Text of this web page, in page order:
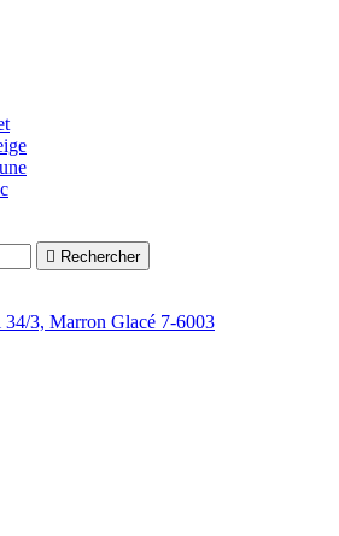
 Rechercher
3, Marron Glacé 7-6003